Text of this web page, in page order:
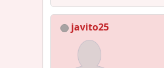
javito25